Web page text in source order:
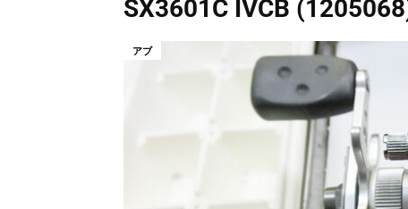
SX3601C IVCB
アブ